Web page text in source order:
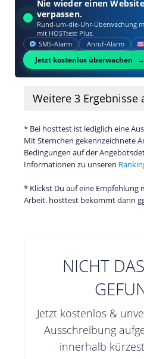
Nie wieder einen
verpassen.
Rund-um-die-Uhr-Überwachung
mit HOSTtest Plus.
SMS‑Alarm Anruf‑Alarm
Jetzt kostenlos überwachen
Weitere 3 Ergebnisse
* Bei hosttest ist lediglich eine
Mit Sternchen gekennzeichnete
Bedingungen auf der
Informationen zu unseren
* Klickst Du auf eine
Arbeit. hosttest bekommt dann
NICHT
Jetzt kostenlos &
Ausschreibung
innerhalb